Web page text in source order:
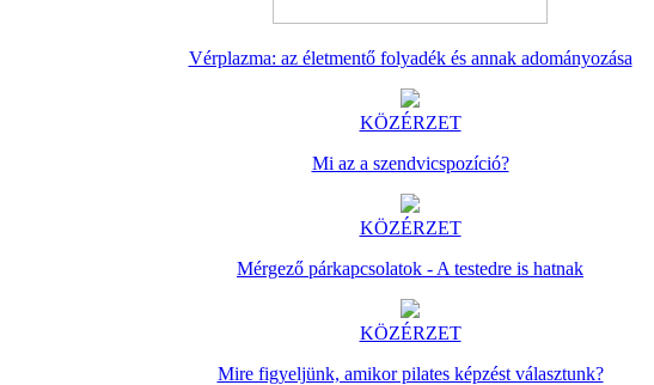
Vérplazma: az életmentő folyadék és annak adományozása
KÖZÉRZET
Mi az a szendvicspozíció?
KÖZÉRZET
Mérgező párkapcsolatok - A testedre is hatnak
KÖZÉRZET
Mire figyeljünk, amikor pilates képzést választunk?